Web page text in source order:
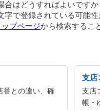
合はどうすればよいですか
字で登録されている可能
ップページから検索するこ
番との違い、確
支店
支店
帳・